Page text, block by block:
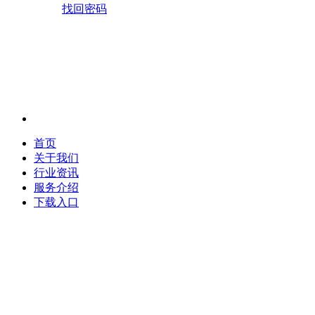
找回密码
首页
关于我们
行业资讯
服务介绍
下载入口